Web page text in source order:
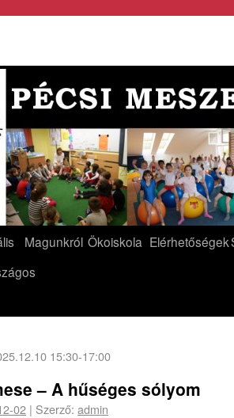
Magunkról Ökoiskola Elérhetőségek
15:30-17:00
– A hűséges sólyom
02 | Szerző: admin